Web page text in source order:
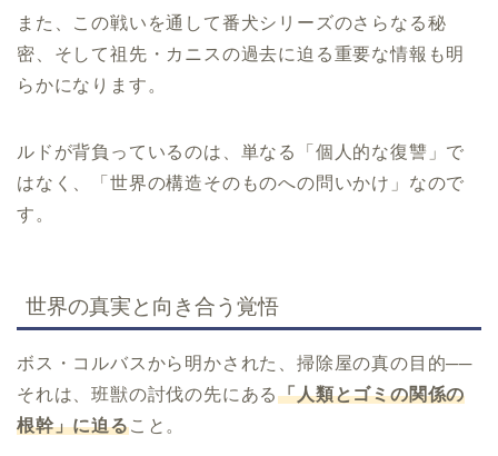
また、この戦いを通して番犬シリーズのさらなる秘
密、そして祖先・カニスの過去に迫る重要な情報も明
らかになります。
ルドが背負っているのは、単なる「個人的な復讐」で
はなく、「世界の構造そのものへの問いかけ」なので
す。
世界の真実と向き合う覚悟
ボス・コルバスから明かされた、掃除屋の真の目的──
それは、班獣の討伐の先にある「人類とゴミの関係の
根幹」に迫ること。